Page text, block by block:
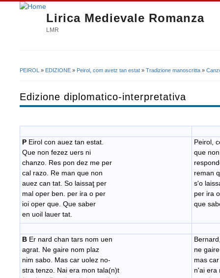
Lirica Medievale Romanza
LMR
PEIROL » EDIZIONE » Peirol, com avetz tan estat » Tradizione manoscritta »
Edizione diplomatico-interpretativa
P Eirol con auez tan estat.
Que non fezez uers ni
chanzo. Res pon dez me per
cal razo. Re man que non
auez can tat. So laissaţ per
mal oper ben. per ira o per
ioi oper que. Que saber
en uoil lauer tat.
Peirol,
que
reman
s'o
per ira
que
B Er nard chan tars nom uen
agrat. Ne gaire nom plaz
nim sabo. Mas car uolez no-
stra tenzo. Nai era mon tala(n)t
ne
mas
n'ai era